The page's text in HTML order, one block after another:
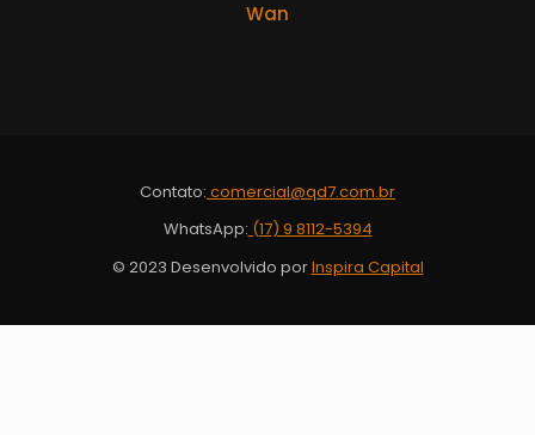
Wan
Contato: comercial@qd7.com.br
WhatsApp: (17) 9 8112-5394
© 2023 Desenvolvido porInspira Capital